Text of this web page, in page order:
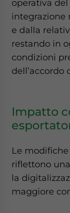
operativa
integrazione
e dalla
restando in
condizioni
dell’accordo
Impatto
Le
riflettono
la
maggiore